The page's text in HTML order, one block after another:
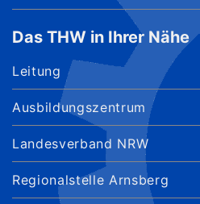
Das THW in Ihrer Nähe
Leitung
Ausbildungszentrum
Landesverband NRW
Regionalstelle Arnsberg